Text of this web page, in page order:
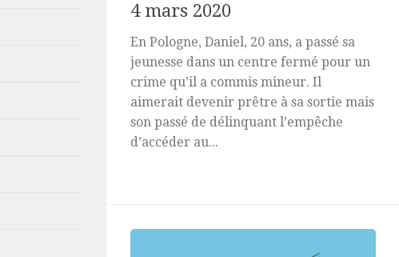
4 mars 2020
En Pologne, Daniel, 20 ans, a passé sa
jeunesse dans un centre fermé pour un
crime qu’il a commis mineur. Il
aimerait devenir prêtre à sa sortie mais
son passé de délinquant l’empêche
d’accéder au...